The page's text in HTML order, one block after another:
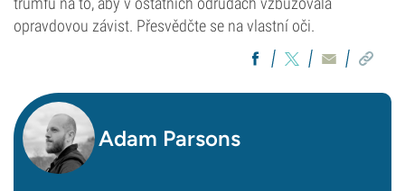
opravdovou závist. Přesvědčte se na vlastní oči.
Adam Parsons